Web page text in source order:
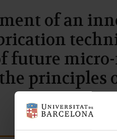
of an
future
principles